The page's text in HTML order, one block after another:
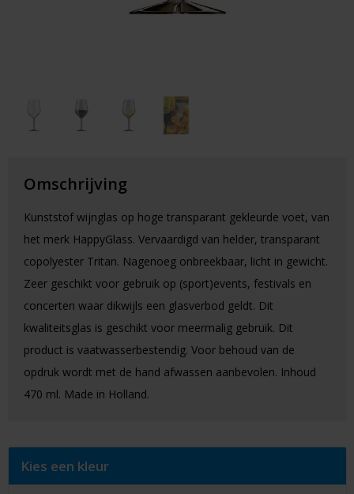
Omschrijving
Kunststof wijnglas op hoge transparant gekleurde voet, van
het merk HappyGlass. Vervaardigd van helder, transparant
copolyester Tritan. Nagenoeg onbreekbaar, licht in gewicht.
Zeer geschikt voor gebruik op (sport)events, festivals en
concerten waar dikwijls een glasverbod geldt. Dit
kwaliteitsglas is geschikt voor meermalig gebruik. Dit
product is vaatwasserbestendig. Voor behoud van de
opdruk wordt met de hand afwassen aanbevolen. Inhoud
470 ml. Made in Holland.
Kies een kleur